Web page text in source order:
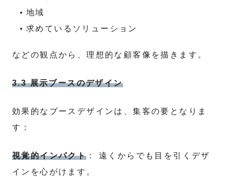
地域
求めているソリューション
などの観点から、理想的な顧客像を描きます。
3.3 展示ブースのデザイン
効果的なブースデザインは、集客の要となりま
す：
視覚的インパクト ： 遠くからでも目を引くデザ
インを心がけます。